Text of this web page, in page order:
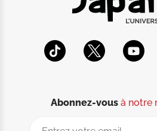
Abonnez-vousà notre